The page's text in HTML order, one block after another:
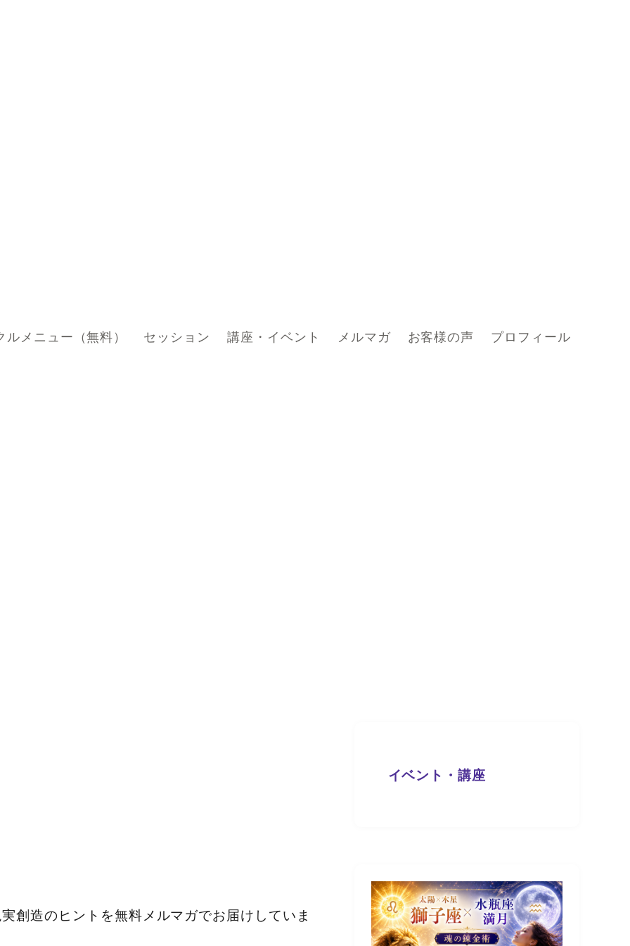
ルメニュー（無料） セッション 講座・イベント メルマガ お客様の声 プロフィール
創造のヒントを無料メルマガでお届けしていま
イベント・講座